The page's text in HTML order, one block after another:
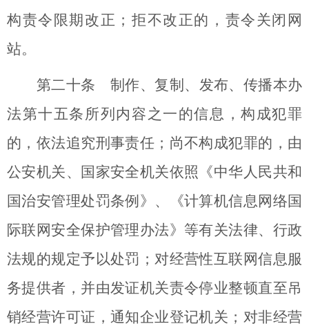
构责令限期改正；拒不改正的，责令关闭网
站。
第二十条 制作、复制、发布、传播本办
法第十五条所列内容之一的信息，构成犯罪
的，依法追究刑事责任；尚不构成犯罪的，由
公安机关、国家安全机关依照《中华人民共和
国治安管理处罚条例》、《计算机信息网络国
际联网安全保护管理办法》等有关法律、行政
法规的规定予以处罚；对经营性互联网信息服
务提供者，并由发证机关责令停业整顿直至吊
销经营许可证，通知企业登记机关；对非经营